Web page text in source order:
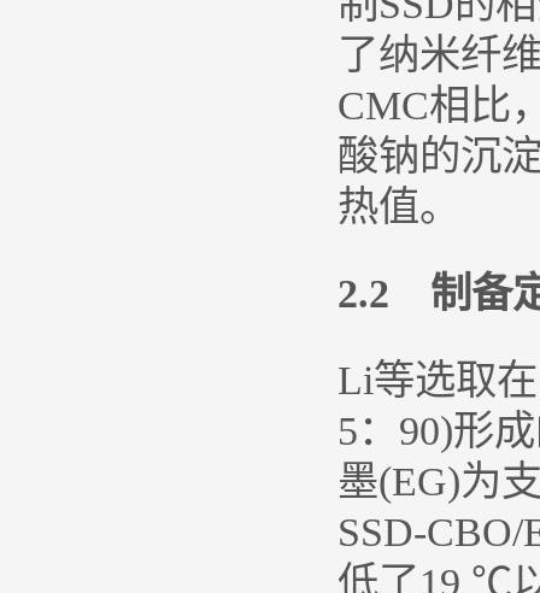
了纳米纤
CMC相比
酸钠的沉
热值。
2.2 制备
Li等选取
5：90)形
墨(EG)为
SSD-
低了19 ℃